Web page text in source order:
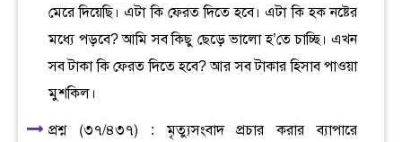
মেরে দিয়েছি। এটা কি ফেরত দিতে হবে। এটা কি হক নষ্টের
মধ্যে পড়বে? আমি সব কিছু ছেড়ে ভালো হ’তে চাচ্ছি। এখন
সব টাকা কি ফেরত দিতে হবে? আর সব টাকার হিসাব পাওয়া
মুশকিল।
প্রশ্ন (৩৭/৪৩৭) : মৃত্যুসংবাদ প্রচার করার ব্যাপারে